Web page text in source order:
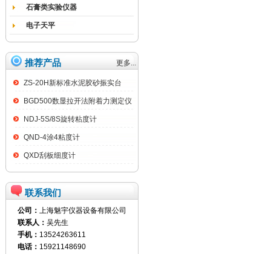
石膏类实验仪器
电子天平
推荐产品 更多...
ZS-20H新标准水泥胶砂振实台
BGD500数显拉开法附着力测定仪
NDJ-5S/8S旋转粘度计
QND-4涂4粘度计
QXD刮板细度计
联系我们
公司： 上海魅宇仪器设备有限公司
联系人： 吴先生
手机： 13524263611
电话： 15921148690